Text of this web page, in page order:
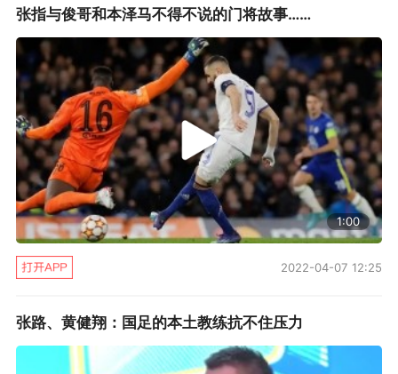
大问题就是这个。当时沈祥福教练去西班牙，跟
塞维利亚热身赛，踢完了问球员们怎么样，回答
说：“简直没法踢，也没看他们怎么跑，就是抢不
到球”。结果最后还跟西班牙当地小镇的足球队踢
了一场才勉强赢了1比0。”
有网友认为西班牙孩子所处环境与中国孩子不一
样，看的比赛质量也不同，对此，张路并不认
国家可以免费看英超、西甲的。国外的还是从小
就踢，中国孩子只是看不踢，你得踢啊，不踢怎
张指与俊哥和本泽马不得不说的门将故事……
1:00
2022-04-07 12:25
张路、黄健翔：国足的本土教练抗不住压力